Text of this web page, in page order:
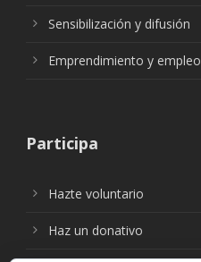
Sensibilización y difusión
Emprendimiento y empleo
Participa
Hazte voluntario
Haz un donativo